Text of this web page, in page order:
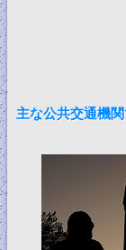
主な公共交通機